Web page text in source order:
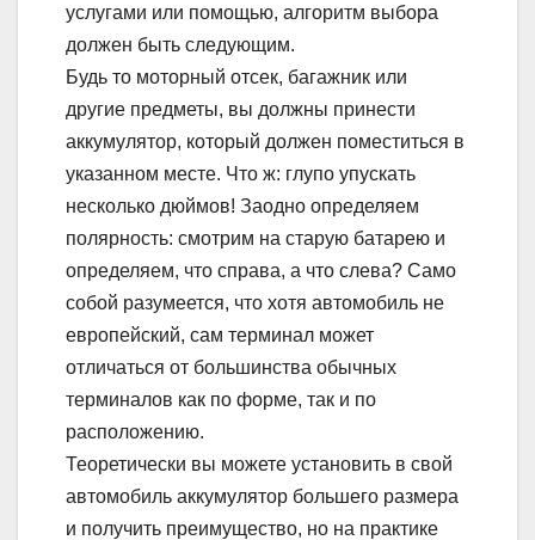
услугами или помощью, алгоритм выбора
должен быть следующим.
Будь то моторный отсек, багажник или
другие предметы, вы должны принести
аккумулятор, который должен поместиться в
указанном месте. Что ж: глупо упускать
несколько дюймов! Заодно определяем
полярность: смотрим на старую батарею и
определяем, что справа, а что слева? Само
собой разумеется, что хотя автомобиль не
европейский, сам терминал может
отличаться от большинства обычных
терминалов как по форме, так и по
расположению.
Теоретически вы можете установить в свой
автомобиль аккумулятор большего размера
и получить преимущество, но на практике